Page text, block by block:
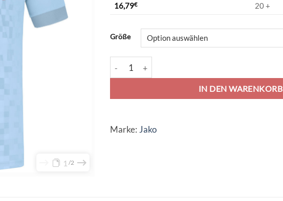
1 2
16,79€ 20 +
Größe
Jako Trikot Pixel - lightblue Menge
IN DEN WARENKORB
Alternative:
Marke: Jako